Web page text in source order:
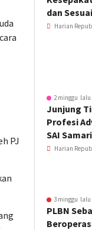
PJ
dan
Harian
2 minggu lalu
Junjung
Profesi
SAI
Harian
3 minggu lalu
PLBN